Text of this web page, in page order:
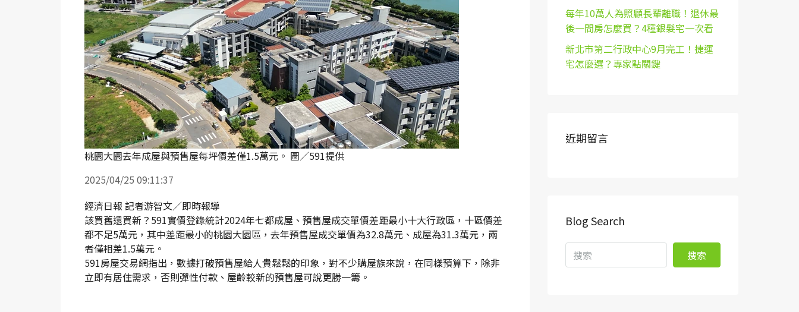
桃園大園去年成屋與預售屋每坪價差僅1.5萬元。 圖／591提供
2025/04/25 09:11:37
經濟日報 記者游智文／即時報導
該買舊還買新？591實價登錄統計2024年七都成屋、預售屋成交單價差距最小十大行政區，十區價差
都不足5萬元，其中差距最小的桃園大園區，去年預售屋成交單價為32.8萬元、成屋為31.3萬元，兩
者僅相差1.5萬元。
591房屋交易網指出，數據打破預售屋給人貴鬆鬆的印象，對不少購屋族來說，在同樣預算下，除非
立即有居住需求，否則彈性付款、屋齡較新的預售屋可說更勝一籌。
每年10萬人為照顧長輩離職！退休最
後一間房怎麼買？4種銀髮宅一次看
新北市第二行政中心9月完工！捷運
宅怎麼選？專家點關鍵
近期留言
Blog Search
搜索